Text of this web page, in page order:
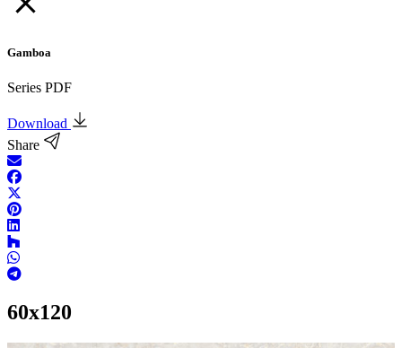
Gamboa
Series PDF
Download
Share
60x120